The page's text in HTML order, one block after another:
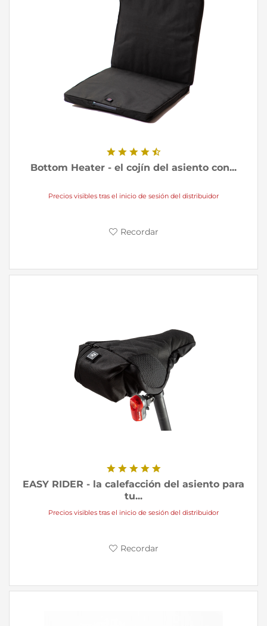
Bottom Heater - el cojín del asiento con...
Precios visibles tras el inicio de sesión del distribuidor
Recordar
EASY RIDER - la calefacción del asiento para
tu...
Precios visibles tras el inicio de sesión del distribuidor
Recordar